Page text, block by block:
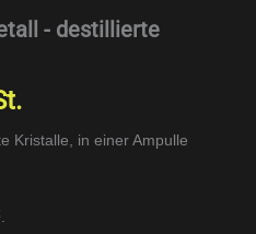
- destillierte
Kristalle, in einer Ampulle